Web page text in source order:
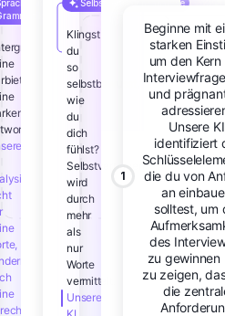
und
Selbstvertrauensanalyse
Klingst
du
so
selbstbewusst,
wie
du
dich
fühlst?
Selbstvertrauen
wird
durch
mehr
als
nur
Worte
vermittelt.
Unsere
Beginne mit
starken
um den
und
Unsere KI
identifiziert
die du von
an
solltest, um
des
zu gewinnen
zu zeigen,
die
1